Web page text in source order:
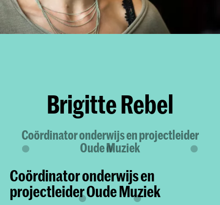
Brigitte Rebel
Coördinator onderwijs en projectleider
Oude Muziek
Coördinator onderwijs en
projectleider Oude Muziek